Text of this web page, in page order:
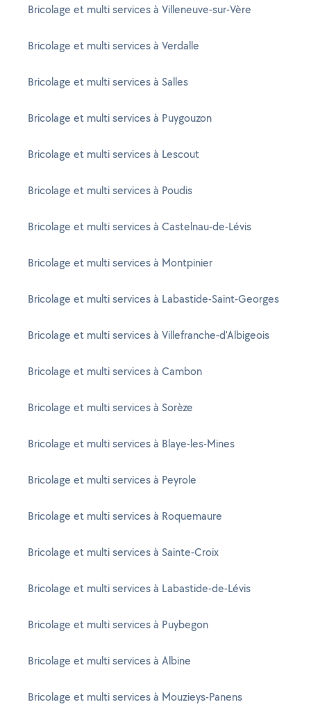
Bricolage et multi services à Villeneuve-sur-Vère
Bricolage et multi services à Verdalle
Bricolage et multi services à Salles
Bricolage et multi services à Puygouzon
Bricolage et multi services à Lescout
Bricolage et multi services à Poudis
Bricolage et multi services à Castelnau-de-Lévis
Bricolage et multi services à Montpinier
Bricolage et multi services à Labastide-Saint-Georges
Bricolage et multi services à Villefranche-d'Albigeois
Bricolage et multi services à Cambon
Bricolage et multi services à Sorèze
Bricolage et multi services à Blaye-les-Mines
Bricolage et multi services à Peyrole
Bricolage et multi services à Roquemaure
Bricolage et multi services à Sainte-Croix
Bricolage et multi services à Labastide-de-Lévis
Bricolage et multi services à Puybegon
Bricolage et multi services à Albine
Bricolage et multi services à Mouzieys-Panens